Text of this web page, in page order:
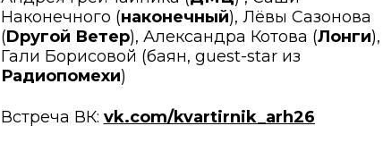
Наконечного (наконечный), Лёвы Сазонова
(Dругой Ветер), Александра Котова (Лонги),
Гали Борисовой (баян, guest-star из
Радиопомехи)
Встреча ВК: vk.com/kvartirnik_arh26